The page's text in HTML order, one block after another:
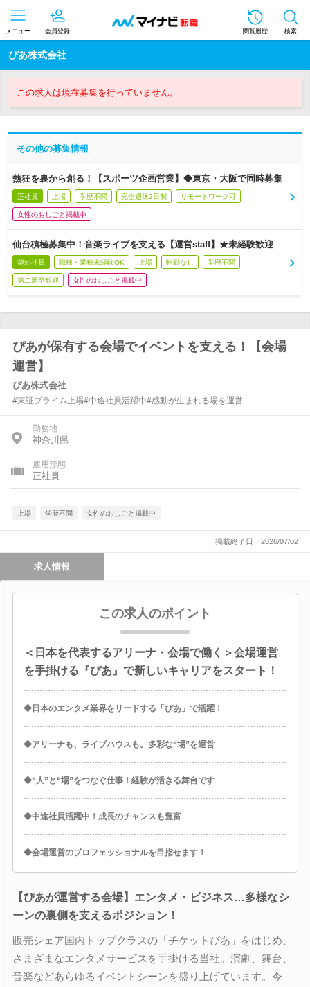
メニュー 会員登録 閲覧履歴 検索
ぴあ株式会社
この求人は現在募集を行っていません。
その他の募集情報
熱狂を裏から創る！【スポーツ企画営業】◆東京・大阪で同時募集
正社員 上場 学歴不問 完全週休2日制 リモートワーク可
女性のおしごと掲載中
仙台積極募集中！音楽ライブを支える【運営staff】★未経験歓迎
契約社員 職種・業種未経験OK 上場 転勤なし 学歴不問
第二新卒歓迎 女性のおしごと掲載中
ぴあが保有する会場でイベントを支える！【会場
運営】
ぴあ株式会社
#東証プライム上場#中途社員活躍中#感動が生まれる場を運営
勤務地
神奈川県
雇用形態
正社員
上場 学歴不問 女性のおしごと掲載中
掲載終了日：2026/07/02
求人情報
この求人のポイント
＜日本を代表するアリーナ・会場で働く＞会場運営
を手掛ける『ぴあ』で新しいキャリアをスタート！
◆日本のエンタメ業界をリードする「ぴあ」で活躍！
◆アリーナも、ライブハウスも。多彩な“場”を運営
◆“人”と“場”をつなぐ仕事！経験が活きる舞台です
◆中途社員活躍中！成長のチャンスも豊富
◆会場運営のプロフェッショナルを目指せます！
【ぴあが運営する会場】エンタメ・ビジネス…多様なシ
ーンの裏側を支えるポジション！
販売シェア国内トップクラスの「チケットぴあ」をはじめ、
さまざまなエンタメサービスを手掛ける当社。演劇、舞台、
音楽などあらゆるイベントシーンを盛り上げています。今